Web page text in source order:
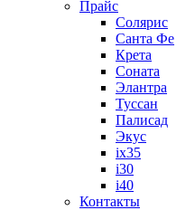
Прайс
Солярис
Санта Фе
Крета
Соната
Элантра
Туссан
Палисад
Экус
ix35
i30
i40
Контакты